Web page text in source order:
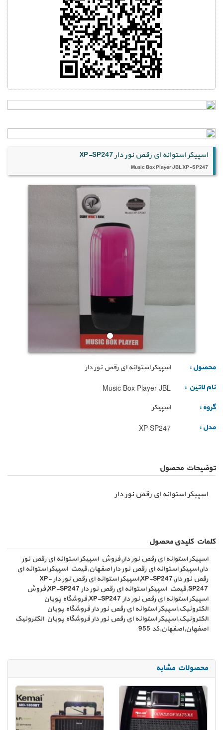
اسپیکر استوانه ای رقص نور دار XP-SP247
Music Box Player JBL XP-SP247
محصول :
اسپیکر استوانه ای رقص نور دار
نام لاتین :
Music Box Player JBL
گروه :
اسپیکر
مدل :
XP-SP247
توضیحات محصول
اسپیکر استوانه ای رقص نور دار
کلمات کلیدی محصول
اسپیکر استوانه ای رقص نور دار,فروش اسپیکر استوانه ای رقص نور
دار,اسپیکر استوانه ای رقص نور دار اصفهان,قیمت اسپیکر استوانه ای
رقص نور دار,XP-SP247,اسپیکر استوانه ای رقص نور دار XP-
SP247,قیمت اسپیکر استوانه ای رقص نور دار XP-SP247,فروش
اسپیکر استوانه ای رقص نور دار XP-SP247,فروشگاه پویان
الکترونیک,اسپیکر استوانه ای رقص نور دار فروشگاه پویان
الکترونیک,اسپیکر استوانه ای رقص نور دار فروشگاه پویان الکترونیک
اصفهان,اصفهان,کد 955
محصولات مشابه